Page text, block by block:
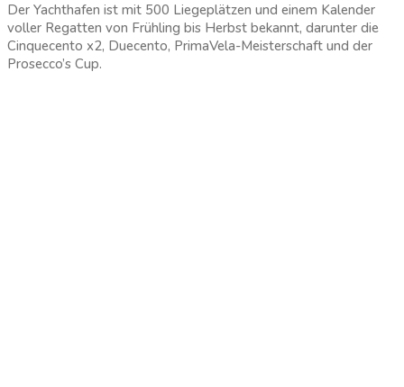
Der Yachthafen ist mit 500 Liegeplätzen und einem Kalender
voller Regatten von Frühling bis Herbst bekannt, darunter die
Cinquecento x2, Duecento, PrimaVela-Meisterschaft und der
Prosecco’s Cup.